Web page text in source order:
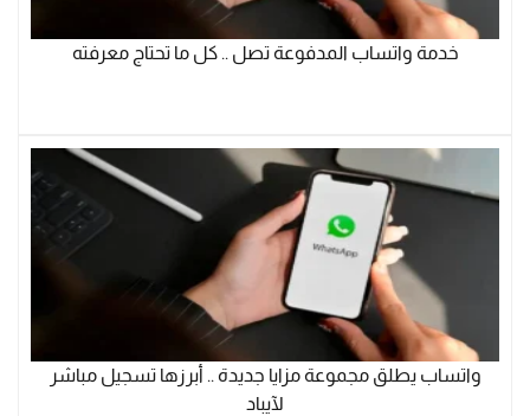
خدمة واتساب المدفوعة تصل .. كل ما تحتاج معرفته
واتساب يطلق مجموعة مزايا جديدة .. أبرزها تسجيل مباشر
لآيباد